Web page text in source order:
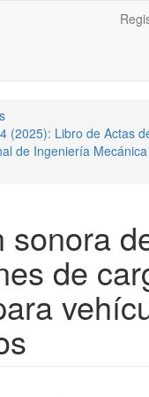
(2025): Libro de Actas
de Ingeniería Mecánica
sonora
de